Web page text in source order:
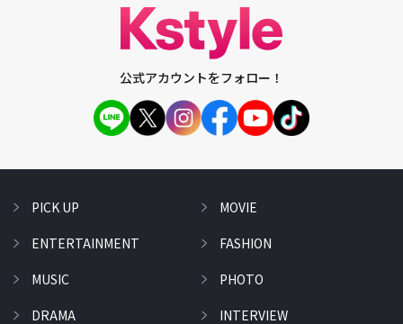
公式アカウントをフォロー！
PICK UP
ENTERTAINMENT
MUSIC
DRAMA
MOVIE
FASHION
PHOTO
INTERVIEW